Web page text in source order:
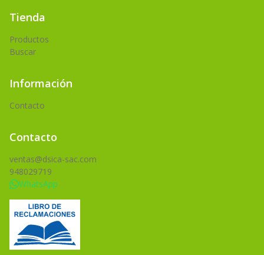
Tienda
Productos
Buscar
Información
Contacto
Contacto
ventas@dsica-sac.com
948029719
WhatsApp